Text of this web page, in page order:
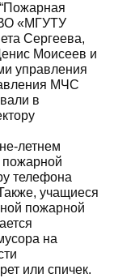
«МГУТУ
Сергеева,
Моисеев и
управления
МЧС
в
летнем
пожарной
телефона
учащиеся
пожарной
на
или спичек.